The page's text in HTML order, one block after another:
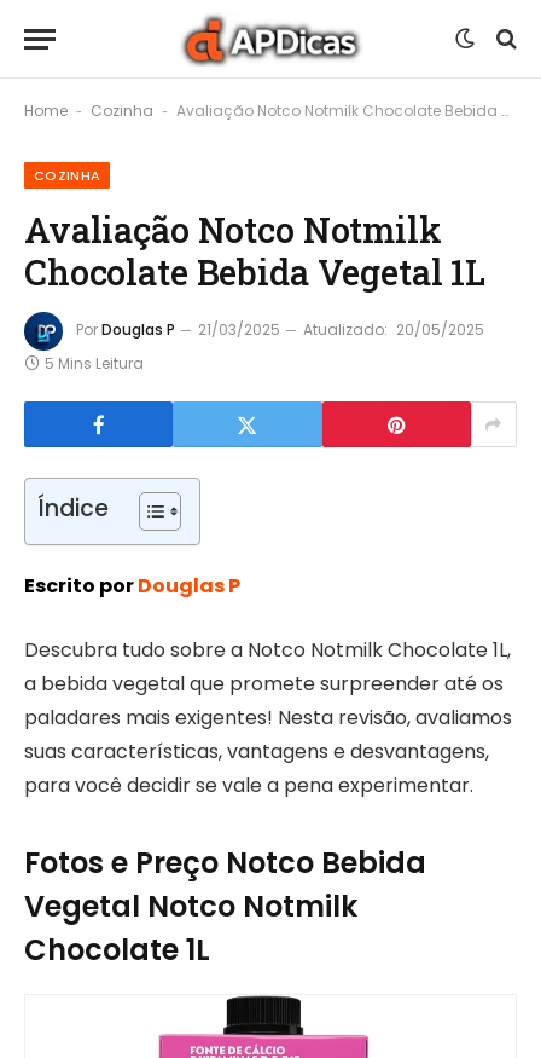
Home - Cozinha - Avaliação Notco Notmilk Chocolate Bebida Vegetal 1L
COZINHA
Avaliação Notco Notmilk
Chocolate Bebida Vegetal 1L
PorDouglas P 21/03/2025 Atualizado: 20/05/2025
5 Mins Leitura
Índice
Escrito porDouglas P
Descubra tudo sobre a Notco Notmilk Chocolate 1L,
a bebida vegetal que promete surpreender até os
paladares mais exigentes! Nesta revisão, avaliamos
suas características, vantagens e desvantagens,
para você decidir se vale a pena experimentar.
Fotos e Preço Notco Bebida
Vegetal Notco Notmilk
Chocolate 1L